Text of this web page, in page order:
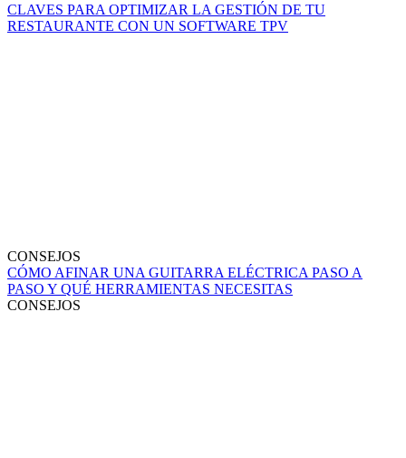
CLAVES PARA OPTIMIZAR LA GESTIÓN DE TU
RESTAURANTE CON UN SOFTWARE TPV
CONSEJOS
CÓMO AFINAR UNA GUITARRA ELÉCTRICA PASO A
PASO Y QUÉ HERRAMIENTAS NECESITAS
CONSEJOS